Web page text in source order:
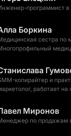
программист в
Боркина
сестра по
копирайтер и
работает на
Миронов
по продажам